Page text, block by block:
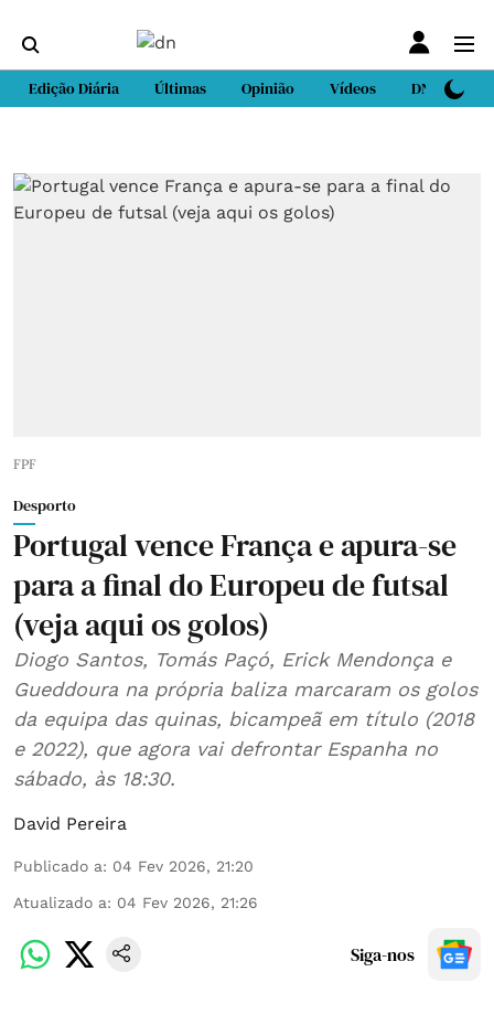
Edição Diária Últimas Opinião Vídeos DN Sport
FPF
Desporto
Portugal vence França e apura-se
para a final do Europeu de futsal
(veja aqui os golos)
Diogo Santos, Tomás Paçó, Erick Mendonça e
Gueddoura na própria baliza marcaram os golos
da equipa das quinas, bicampeã em título (2018
e 2022), que agora vai defrontar Espanha no
sábado, às 18:30.
David Pereira
Publicado a: 04 Fev 2026, 21:20
Atualizado a: 04 Fev 2026, 21:26
Siga-nos